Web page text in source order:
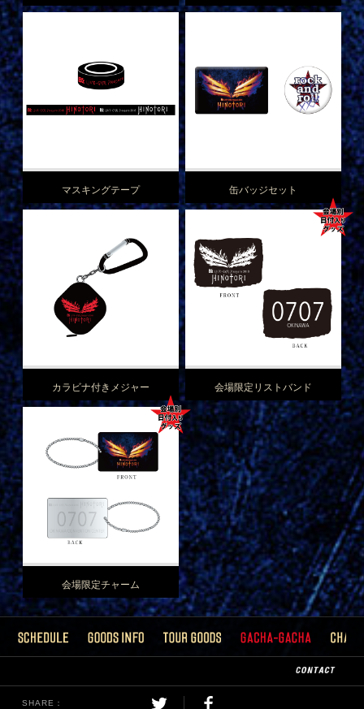
マスキングテープ 缶バッジセット
カラビナ付きメジャー 会場限定リストバンド
会場限定チャーム
SHARE：